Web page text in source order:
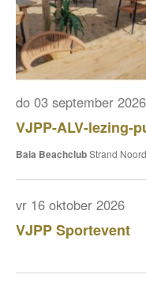
do 03 september 2026
VJPP-ALV-lezing-
Baia BeachclubStrand
vr 16 oktober 2026
VJPP Sportevent